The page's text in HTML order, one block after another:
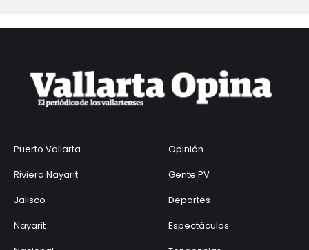
Puerto Vallarta
Riviera Nayarit
Jalisco
Nayarit
Opinión
Gente PV
Deportes
Espectáculos